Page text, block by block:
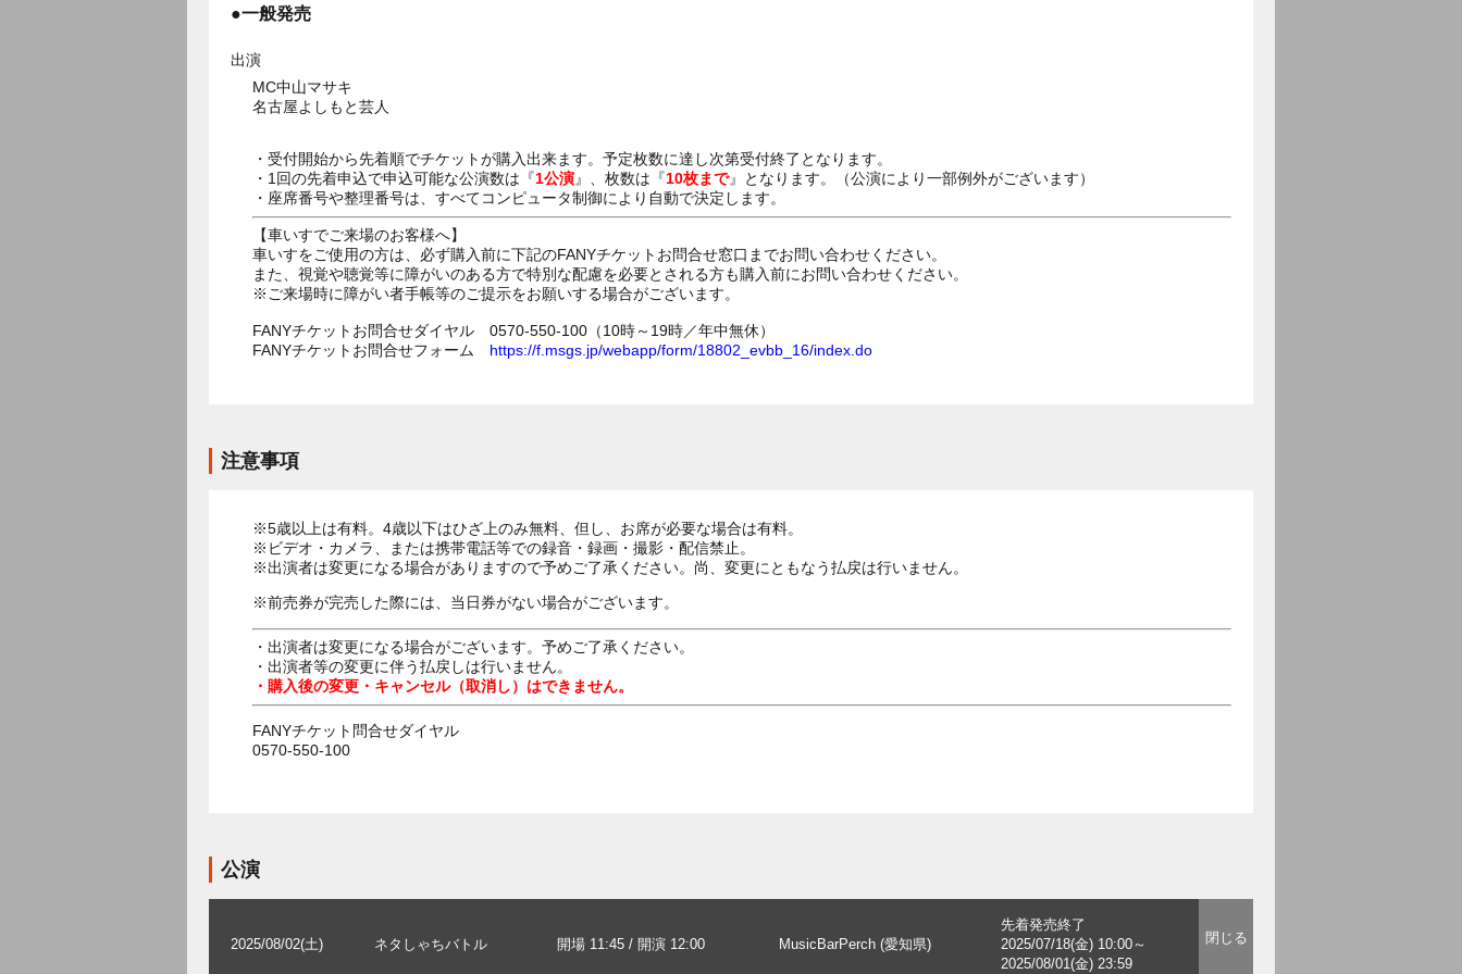
●一般発売
出演
MC中山マサキ
名古屋よしもと芸人
・受付開始から先着順でチケットが購入出来ます。予定枚数に達し次第受付終了となります。
・1回の先着申込で申込可能な公演数は『1公演』、枚数は『10枚まで』となります。（公演により一部例外がございます）
・座席番号や整理番号は、すべてコンピュータ制御により自動で決定します。
【車いすでご来場のお客様へ】
車いすをご使用の方は、必ず購入前に下記のFANYチケットお問合せ窓口までお問い合わせください。
また、視覚や聴覚等に障がいのある方で特別な配慮を必要とされる方も購入前にお問い合わせください。
※ご来場時に障がい者手帳等のご提示をお願いする場合がございます。
FANYチケットお問合せダイヤル 0570-550-100（10時～19時／年中無休）
FANYチケットお問合せフォーム https://f.msgs.jp/webapp/form/18802_evbb_16/index.do
注意事項
※5歳以上は有料。4歳以下はひざ上のみ無料、但し、お席が必要な場合は有料。
※ビデオ・カメラ、または携帯電話等での録音・録画・撮影・配信禁止。
※出演者は変更になる場合がありますので予めご了承ください。尚、変更にともなう払戻は行いません。
※前売券が完売した際には、当日券がない場合がございます。
・出演者は変更になる場合がございます。予めご了承ください。
・出演者等の変更に伴う払戻しは行いません。
・購入後の変更・キャンセル（取消し）はできません。
FANYチケット問合せダイヤル
0570-550-100
公演
2025/08/02(土) ネタしゃちバトル 開場 11:45 / 開演 12:00 MusicBarPerch (愛知県)
先着発売終了
2025/07/18(金) 10:00～
2025/08/01(金) 23:59